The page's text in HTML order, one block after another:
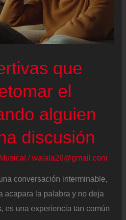
que
el
alguien
discusión
Musical /walala26@gmail.com
conversación interminable,
acapara la palabra y no deja
es una experiencia tan común